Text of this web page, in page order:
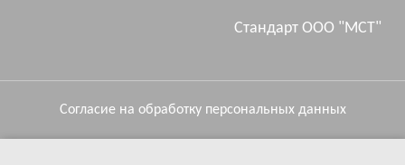
Стандарт ООО "МСТ"
Согласие на обработку персональных данных